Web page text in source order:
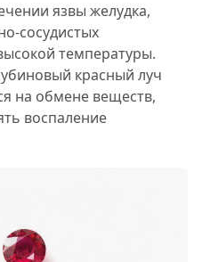
язвы желудка,
сосудистых
температуры.
красный луч
на обмене веществ,
воспаление